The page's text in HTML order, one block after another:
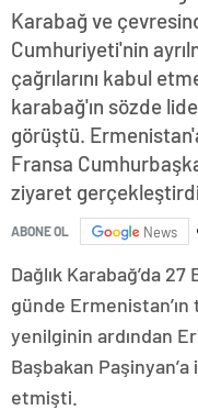
Karabağ ve
Cumhuriyeti'nin
çağrılarını kabul
karabağ'ın sözde
görüştü.
Fransa
ziyaret
ABONE OL News
Dağlık Karabağ’da
günde
yenilginin ardından
Başbakan
etmişti.